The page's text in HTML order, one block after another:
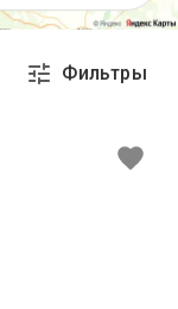
Фильтры